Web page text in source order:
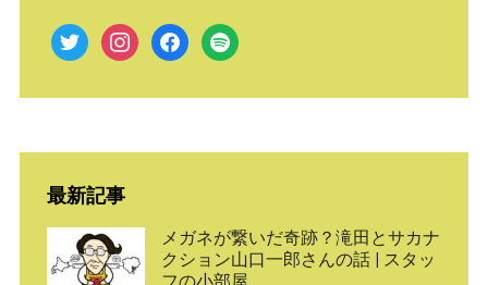
twitter instagramfacebook
spotify
最新記事
メガネが繋いだ奇跡？滝田とサカナ
クション山口一郎さんの話 | スタッ